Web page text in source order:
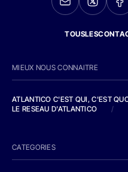
MIEUX NOUS CONNAITRE
ATLANTICO C'EST QUI, C'EST
LE RESEAU D'ATLANTICO
/
CATEGORIES